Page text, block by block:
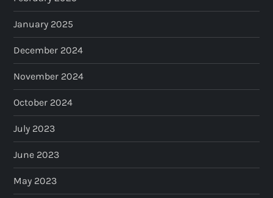
January 2025
December 2024
November 2024
October 2024
July 2023
June 2023
May 2023